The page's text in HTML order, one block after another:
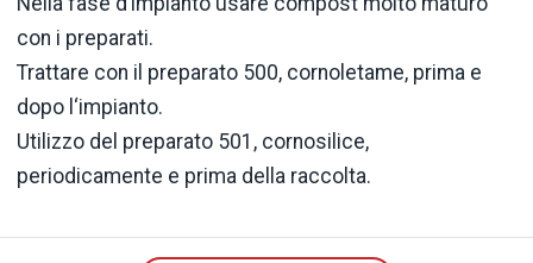
con i preparati.
Trattare con il preparato 500, cornoletame, prima e
dopo l‘impianto.
Utilizzo del preparato 501, cornosilice,
periodicamente e prima della raccolta.